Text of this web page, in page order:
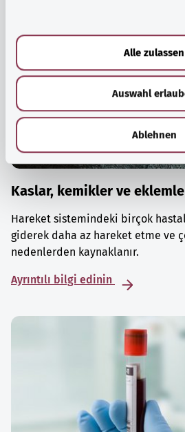
Alle zulassen
Auswahl
Ablehnen
Kaslar, kemikler ve
Hareket sistemindeki birçok
giderek daha az hareket etme ve
nedenlerden kaynaklanır.
Ayrıntılı bilgi edinin